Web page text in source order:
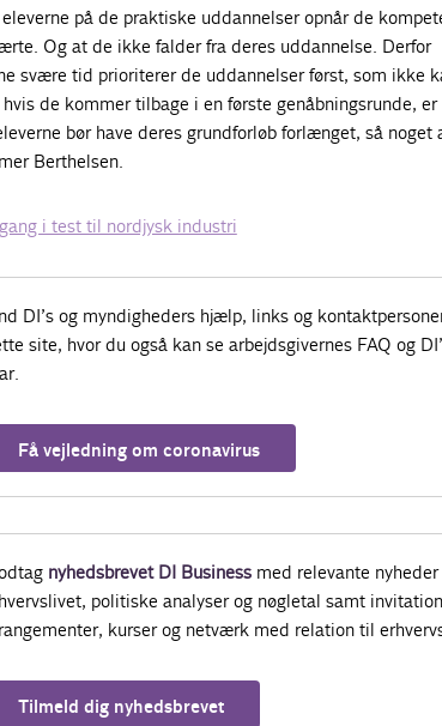
på de praktiske uddannelser opnår de
Og at de ikke falder fra deres uddannelse. Derfor
svære tid prioriterer de uddannelser først, som ikke
de kommer tilbage i en første genåbningsrunde, er
bør have deres grundforløb forlænget, så noget
Berthelsen.
i test til nordjysk industri
DI’s og myndigheders hjælp, links og
site, hvor du også kan se arbejdsgivernes FAQ og
Få vejledning om coronavirus
nyhedsbrevet DI Businessmed relevante nyheder
politiske analyser og nøgletal samt
kurser og netværk med relation til
Tilmeld dig nyhedsbrevet